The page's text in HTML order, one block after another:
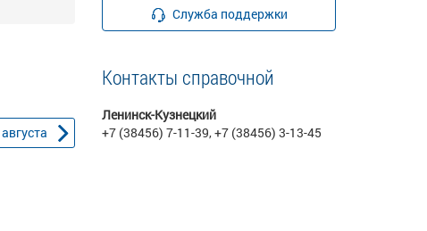
августа
Служба поддержки
Контакты справочной
Ленинск-Кузнецкий
+7 (38456) 7-11-39, +7 (38456) 3-13-45